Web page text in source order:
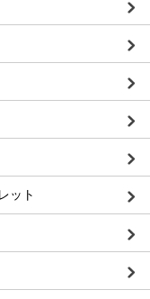
ット